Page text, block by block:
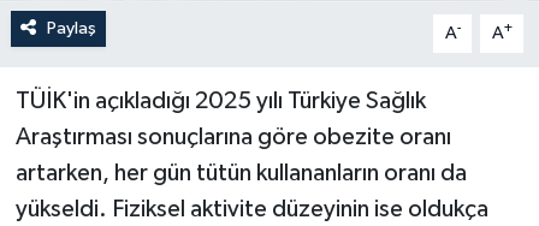
Paylaş A- A+
TÜİK'in açıkladığı 2025 yılı Türkiye Sağlık
Araştırması sonuçlarına göre obezite oranı
artarken, her gün tütün kullananların oranı da
yükseldi. Fiziksel aktivite düzeyinin ise oldukça